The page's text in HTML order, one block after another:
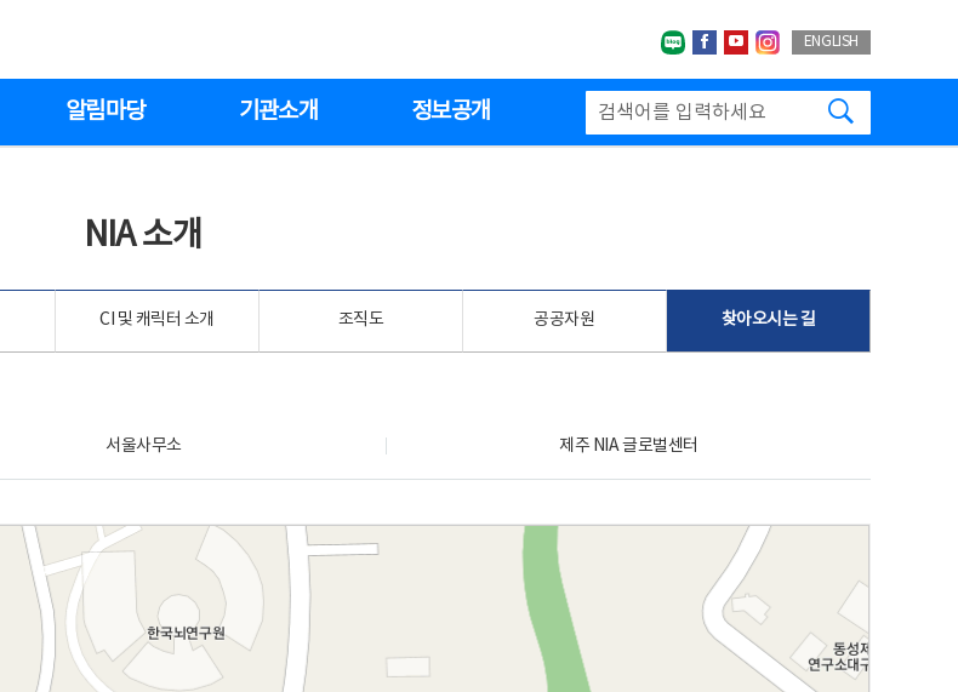
네이버블로그
페이스북
유투브인스타그랩
ENGLISH
알림마당 기관소개 정보공개
NIA 소개
CI 및 캐릭터 소개 조직도 공공자원 찾아오시는 길
서울사무소 제주 NIA 글로벌센터